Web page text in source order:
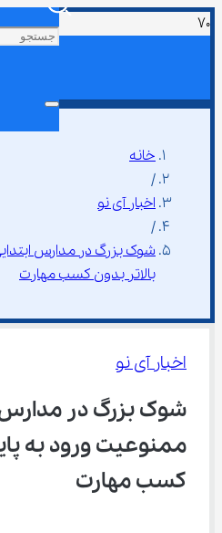
خانه
/
اخبار آی نو
/
شوک بزرگ در مدارس
بالاتر بدون کسب مهارت‌
اخبار آی نو
شوک بزرگ در مدارس
ممنوعیت ورود به
کسب مهارت‌